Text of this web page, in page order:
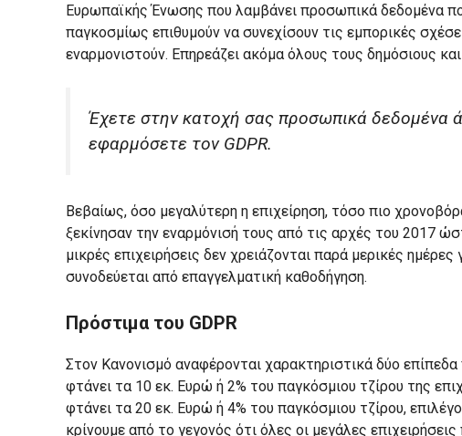
Ευρωπαϊκής Ένωσης που λαμβάνει προσωπικά δεδομένα
παγκοσμίως επιθυμούν να συνεχίσουν τις εμπορικές
εναρμονιστούν. Επηρεάζει ακόμα όλους τους δημόσιους
Έχετε στην κατοχή σας προσωπικά δεδομένα
εφαρμόσετε τον GDPR.
Βεβαίως, όσο μεγαλύτερη η επιχείρηση, τόσο πιο
ξεκίνησαν την εναρμόνισή τους από τις αρχές του 2017
μικρές επιχειρήσεις δεν χρειάζονται παρά μερικές
συνοδεύεται από επαγγελματική καθοδήγηση.
Πρόστιμα του GDPR
Στον Κανονισμό αναφέρονται χαρακτηριστικά δύο
φτάνει τα 10 εκ. Ευρώ ή 2% του παγκόσμιου τζίρου της
φτάνει τα 20 εκ. Ευρώ ή 4% του παγκόσμιου τζίρου,
κρίνουμε από το γεγονός ότι όλες οι μεγάλες